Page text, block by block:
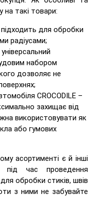
на такі товари:
для обробки
радіусами;
набором
дозволяє не
CROCODILE –
захищає від
використовувати як
або гумових
асортименті є й інші
під час проведення
обробки стиків, швів
з ними не забувайте